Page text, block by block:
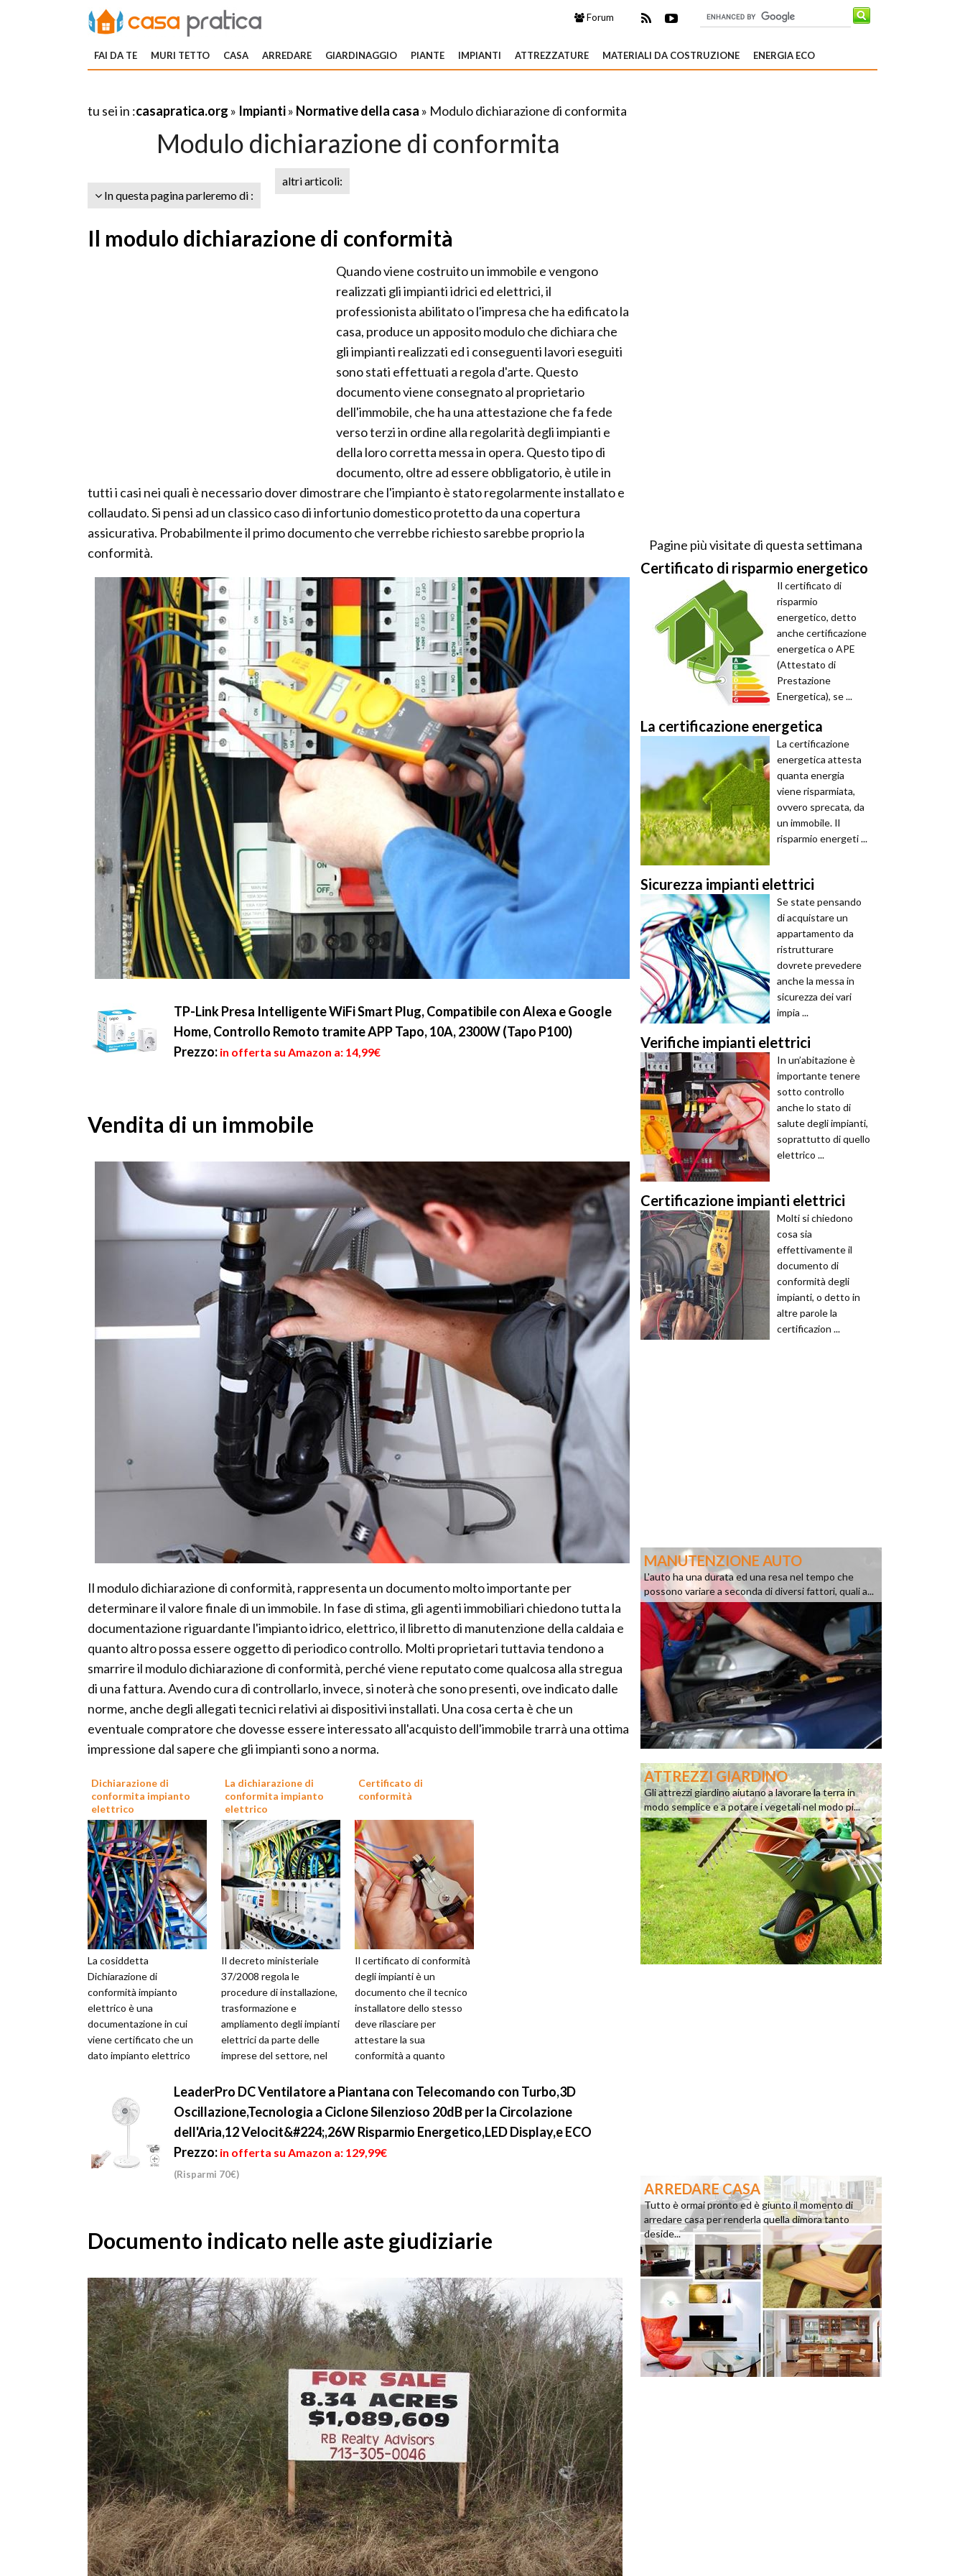
Forum
FAI DA TE MURI TETTO CASA ARREDARE GIARDINAGGIO PIANTE IMPIANTI ATTREZZATURE MATERIALI DA COSTRUZIONE ENERGIA ECO
tu sei in :casapratica.org » Impianti» Normative della casa » Modulo dichiarazione di conformita
Modulo dichiarazione di conformita
In questa pagina parleremo di :
altri articoli:
Il modulo dichiarazione di conformità
Quando viene costruito un immobile e vengono
realizzati gli impianti idrici ed elettrici, il
professionista abilitato o l'impresa che ha edificato la
casa, produce un apposito modulo che dichiara che
gli impianti realizzati ed i conseguenti lavori eseguiti
sono stati effettuati a regola d'arte. Questo
documento viene consegnato al proprietario
dell'immobile, che ha una attestazione che fa fede
verso terzi in ordine alla regolarità degli impianti e
della loro corretta messa in opera. Questo tipo di
documento, oltre ad essere obbligatorio, è utile in
tutti i casi nei quali è necessario dover dimostrare che l'impianto è stato regolarmente installato e
collaudato. Si pensi ad un classico caso di infortunio domestico protetto da una copertura
assicurativa. Probabilmente il primo documento che verrebbe richiesto sarebbe proprio la
conformità.
TP-Link Presa Intelligente WiFi Smart Plug, Compatibile con Alexa e Google
Home, Controllo Remoto tramite APP Tapo, 10A, 2300W (Tapo P100)
Prezzo: in offerta su Amazon a: 14,99€
Vendita di un immobile
Il modulo dichiarazione di conformità, rappresenta un documento molto importante per
determinare il valore finale di un immobile. In fase di stima, gli agenti immobiliari chiedono tutta la
documentazione riguardante l'impianto idrico, elettrico, il libretto di manutenzione della caldaia e
quanto altro possa essere oggetto di periodico controllo. Molti proprietari tuttavia tendono a
smarrire il modulo dichiarazione di conformità, perché viene reputato come qualcosa alla stregua
di una fattura. Avendo cura di controllarlo, invece, si noterà che sono presenti, ove indicato dalle
norme, anche degli allegati tecnici relativi ai dispositivi installati. Una cosa certa è che un
eventuale compratore che dovesse essere interessato all'acquisto dell'immobile trarrà una ottima
impressione dal sapere che gli impianti sono a norma.
Dichiarazione di
conformita impianto
elettrico
La cosiddetta
Dichiarazione di
conformità impianto
elettrico è una
documentazione in cui
viene certificato che un
dato impianto elettrico
pienamente conforme alla
legge. Questo sta...
La dichiarazione di
conformita impianto
elettrico
Il decreto ministeriale
37/2008 regola le
procedure di installazione,
trasformazione e
ampliamento degli impianti
elettrici da parte delle
imprese del settore, nel
di sicurez...
Certificato di
conformità
Il certificato di conformità
degli impianti è un
documento che il tecnico
installatore dello stesso
deve rilasciare per
attestare la sua
conformità a quanto
tecniche e dalle ...
LeaderPro DC Ventilatore a Piantana con Telecomando con Turbo,3D
Oscillazione,Tecnologia a Ciclone Silenzioso 20dB per la Circolazione
dell'Aria,12 Velocit&#224;,26W Risparmio Energetico,LED Display,e ECO
Prezzo: in offerta su Amazon a: 129,99€
(Risparmi 70€)
Documento indicato nelle aste giudiziarie
Pagine più visitate di questa settimana
Certificato di risparmio energetico
Il certificato di
risparmio
energetico, detto
anche certificazione
energetica o APE
(Attestato di
Prestazione
Energetica), se ...
La certificazione energetica
La certificazione
energetica attesta
quanta energia
viene risparmiata,
ovvero sprecata, da
un immobile. Il
risparmio energeti ...
Sicurezza impianti elettrici
Se state pensando
di acquistare un
appartamento da
ristrutturare
dovrete prevedere
anche la messa in
sicurezza dei vari
impia ...
Verifiche impianti elettrici
In un’abitazione è
importante tenere
sotto controllo
anche lo stato di
salute degli impianti,
soprattutto di quello
elettrico ...
Certificazione impianti elettrici
Molti si chiedono
cosa sia
effettivamente il
documento di
conformità degli
impianti, o detto in
altre parole la
certificazion ...
MANUTENZIONE AUTO
L'auto ha una durata ed una resa nel tempo che
possono variare a seconda di diversi fattori, quali a...
ATTREZZI GIARDINO
Gli attrezzi giardino aiutano a lavorare la terra in
modo semplice e a potare i vegetali nel modo pi...
ARREDARE CASA
Tutto è ormai pronto ed è giunto il momento di
arredare casa per renderla quella dimora tanto
deside...